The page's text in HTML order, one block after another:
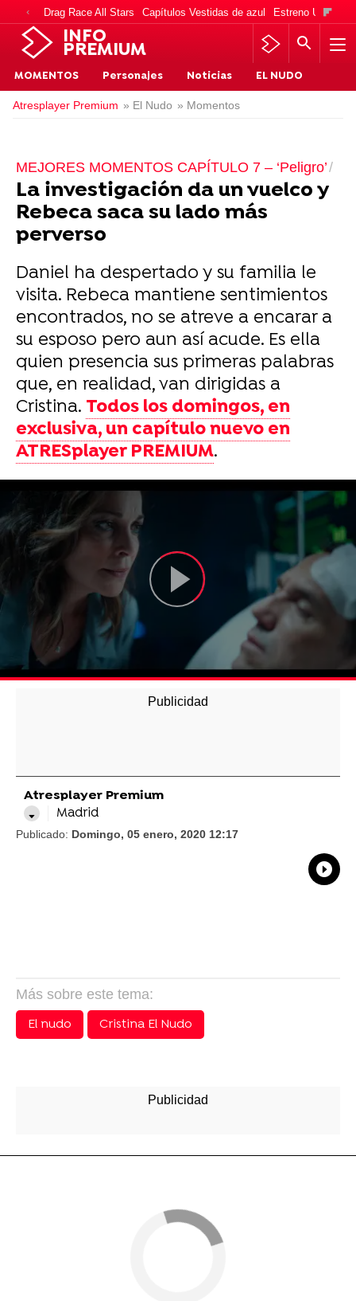
Drag Race All Stars Capítulos Vestidas de azul Estreno Una
INFO
PREMIUM
MOMENTOS Personajes Noticias EL NUDO
Atresplayer Premium » El Nudo » Momentos
MEJORES MOMENTOS CAPÍTULO 7 – ‘Peligro’
La investigación da un vuelco y
Rebeca saca su lado más
perverso
Daniel ha despertado y su familia le
visita. Rebeca mantiene sentimientos
encontrados, no se atreve a encarar a
su esposo pero aun así acude. Es ella
quien presencia sus primeras palabras
que, en realidad, van dirigidas a
Cristina. Todos los domingos, en
exclusiva, un capítulo nuevo en
ATRESplayer PREMIUM.
Atresplayer Premium
Madrid
Publicado: Domingo, 05 enero, 2020 12:17
Más sobre este tema:
El nudo
Cristina El Nudo